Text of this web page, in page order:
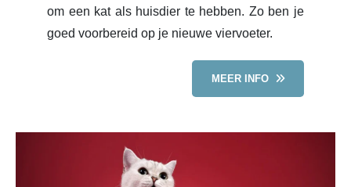
om een kat als huisdier te hebben. Zo ben je
goed voorbereid op je nieuwe viervoeter.
MEER INFO